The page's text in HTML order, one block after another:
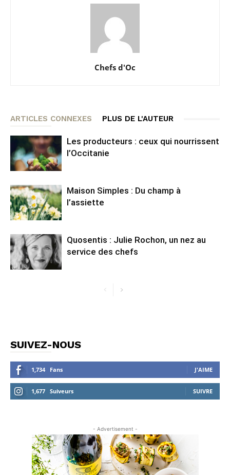
Chefs d'Oc
ARTICLES CONNEXES PLUS DE L'AUTEUR
Les producteurs : ceux qui nourrissent
l’Occitanie
Maison Simples : Du champ à
l’assiette
Quosentis : Julie Rochon, un nez au
service des chefs
SUIVEZ-NOUS
1,734 Fans J'AIME
1,677 Suiveurs SUIVRE
- Advertisement -